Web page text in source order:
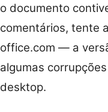
o documento
comentários, tente
office.com — a
algumas
desktop.